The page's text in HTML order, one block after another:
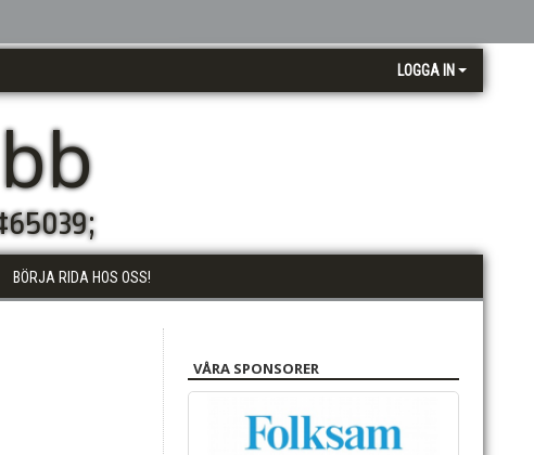
LOGGA IN
BÖRJA RIDA HOS OSS!
VÅRA SPONSORER